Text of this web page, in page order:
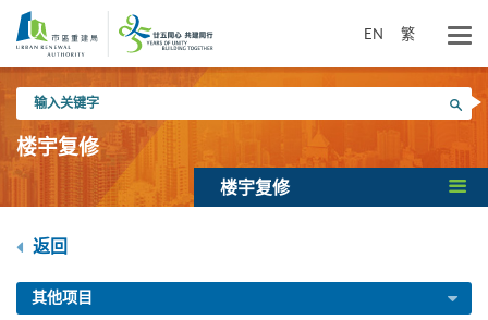
内
EN 繁
入
关
键
搜寻
楼宇复修
楼宇复修
返回
其他项目